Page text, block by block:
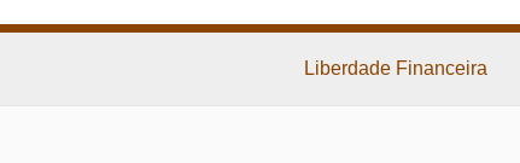
Liberdade Financeira